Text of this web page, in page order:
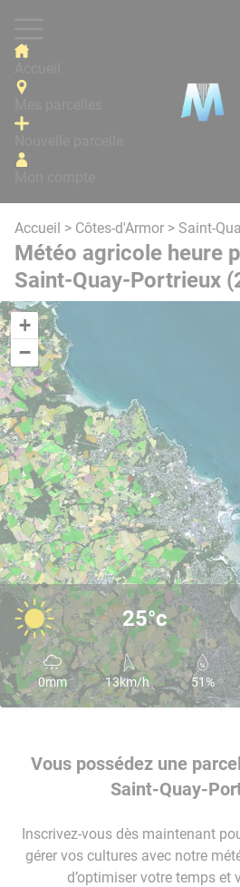
Accueil > Côtes-d'Armor > Saint-
Météo agricole heure
Saint-Quay-Portrieux
+
−
25°c
0mm 13km/h 51%
Vous possédez une
Saint-Quay-
Inscrivez-vous dès maintenant
gérer vos cultures avec notre
d’optimiser votre temps et